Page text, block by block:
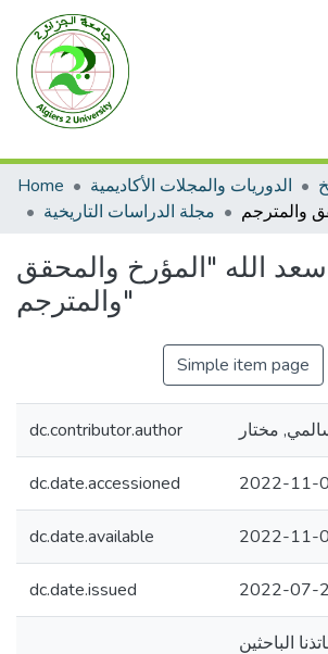
Home الدوريات والمجلات الأكاديمية
مجلة الدراسات التاريخية
سعد الله "المؤرخ والمحقق
والمترجم"
Simple item page
dc.contributor.author مختار
dc.date.accessioned 2022-11-
dc.date.available 2022-11-
dc.date.issued 2022-07-
الباحثين